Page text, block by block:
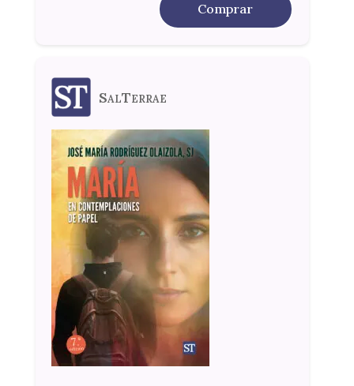
Comprar
SalTerrae